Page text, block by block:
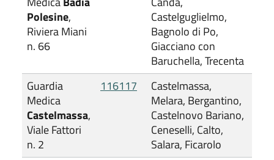
Polesine,
Riviera Miani
n. 66
Castelguglielmo,
Bagnolo di Po,
Giacciano con
Baruchella, Trecenta
Guardia
Medica
Castelmassa,
Viale Fattori
n. 2
116117
Castelmassa,
Melara, Bergantino,
Castelnovo Bariano,
Ceneselli, Calto,
Salara, Ficarolo